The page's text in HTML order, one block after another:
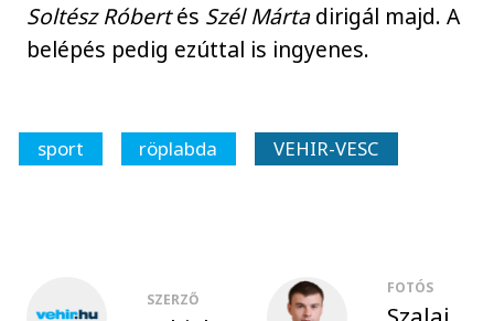
Soltész Róbertés Szél Mártadirigál majd. A
belépés pedig ezúttal is ingyenes.
sport röplabda VEHIR-VESC
SZERZŐ
FOTÓS